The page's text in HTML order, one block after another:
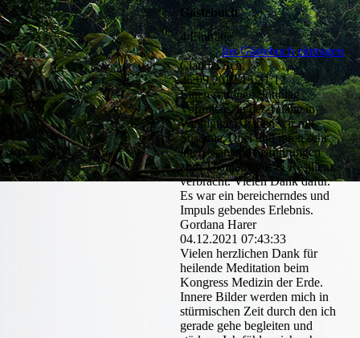
Gästebuch
4 Einträge
Ins Gästebuch eintragen
Claudia Sch.
25.09.2022 15:31:12
Einen schönen Sonntag
Vormittag, in der Talaue in
Waiblingen, haben wir mit
Susanne Thiel und ihren sehr
interessanten Ausführungen
zum Thema Natur & Resilienz
verbracht. Vielen Dank dafür.
Es war ein bereicherndes und
Impuls gebendes Erlebnis.
Gordana Harer
04.12.2021 07:43:33
Vielen herzlichen Dank für
heilende Meditation beim
Kongress Medizin der Erde.
Innere Bilder werden mich in
stürmischen Zeit durch den ich
gerade gehe begleiten und